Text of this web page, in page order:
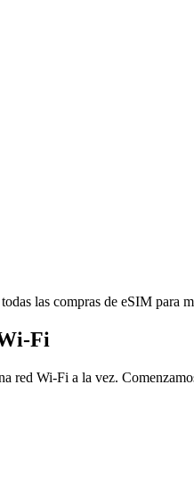
las compras de eSIM para
Fi
red Wi-Fi a la vez.